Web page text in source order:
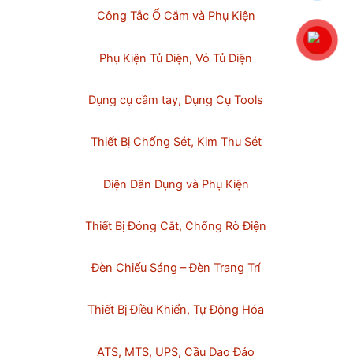
Công Tắc Ổ Cắm và Phụ Kiện
Phụ Kiện Tủ Điện, Vỏ Tủ Điện
Dụng cụ cầm tay, Dụng Cụ Tools
Thiết Bị Chống Sét, Kim Thu Sét
Điện Dân Dụng và Phụ Kiện
Thiết Bị Đóng Cắt, Chống Rò Điện
Đèn Chiếu Sáng – Đèn Trang Trí
Thiết Bị Điều Khiển, Tự Động Hóa
ATS, MTS, UPS, Cầu Dao Đảo